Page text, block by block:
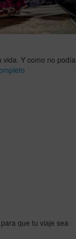
vida. Y como no podía
que tu viaje sea